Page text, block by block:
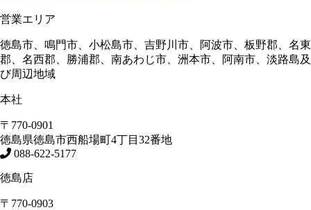
営業エリア
徳島市、鳴門市、小松島市、吉野川市、阿波市、板野郡、名東
郡、名西郡、勝浦郡、南あわじ市、洲本市、阿南市、淡路島及
び周辺地域
本社
〒770-0901
徳島県徳島市西船場町4丁目32番地
088-622-5177
徳島店
〒770-0903